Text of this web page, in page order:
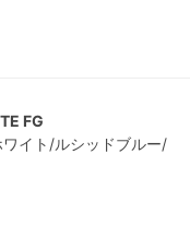
FG
ワイト/ルシッドブルー/